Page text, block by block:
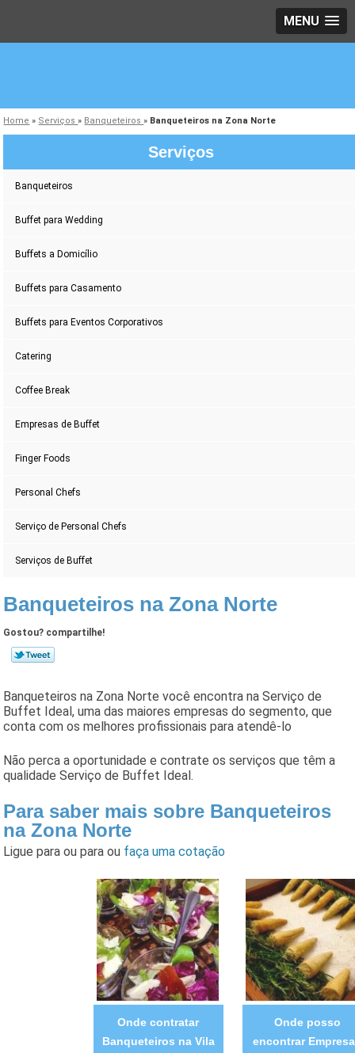
MENU
Home » Serviços» Banqueteiros» Banqueteiros na Zona Norte
Serviços
Banqueteiros
Buffet para Wedding
Buffets a Domicílio
Buffets para Casamento
Buffets para Eventos Corporativos
Catering
Coffee Break
Empresas de Buffet
Finger Foods
Personal Chefs
Serviço de Personal Chefs
Serviços de Buffet
Banqueteiros na Zona Norte
Gostou? compartilhe!
Banqueteiros na Zona Norte você encontra na Serviço de
Buffet Ideal, uma das maiores empresas do segmento, que
conta com os melhores profissionais para atendê-lo
Não perca a oportunidade e contrate os serviços que têm a
qualidade Serviço de Buffet Ideal.
Para saber mais sobre Banqueteiros
na Zona Norte
Ligue paraou paraou faça uma cotação
Onde contratar
Banqueteiros na Vila
Onde posso
encontrar